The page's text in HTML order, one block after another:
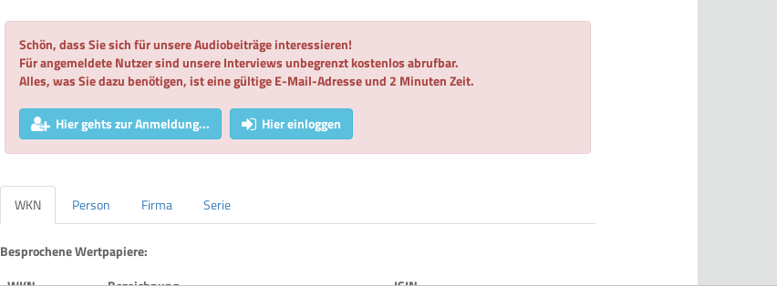
Schön, dass Sie sich für unsere Audiobeiträge interessieren!
Für angemeldete Nutzer sind unsere Interviews unbegrenzt kostenlos abrufbar.
Alles, was Sie dazu benötigen, ist eine gültige E-Mail-Adresse und 2 Minuten Zeit.
Hier gehts zur Anmeldung... Hier einloggen
WKN Person Firma Serie
Besprochene Wertpapiere: